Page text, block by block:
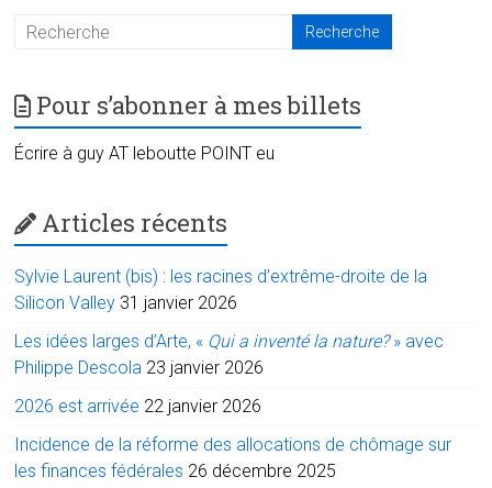
Pour s’abonner à mes billets
Écrire à guy AT leboutte POINT eu
Articles récents
Sylvie Laurent (bis) : les racines d’extrême-droite de la
Silicon Valley 31 janvier 2026
Les idées larges d’Arte, « Qui a inventé la nature?» avec
Philippe Descola 23 janvier 2026
2026 est arrivée 22 janvier 2026
Incidence de la réforme des allocations de chômage sur
les finances fédérales 26 décembre 2025